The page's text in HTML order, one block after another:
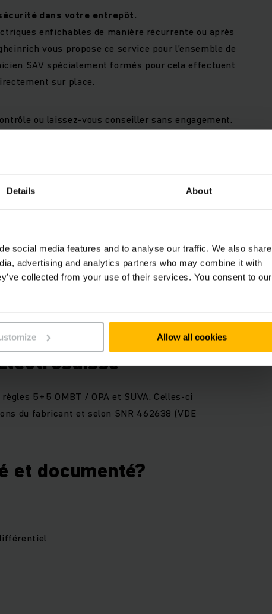
Details About
social media features and to analyse our traffic. We also share
advertising and analytics partners who may combine it with
collected from your use of their services. You consent to our
Allow all cookies
dans votre entrepôt.
enfichables de manière récurrente ou après
vous propose ce service pour l’ensemble de
SAV spécialement formés pour cela effectuent
sur place.
ou laissez-vous conseiller sans engagement.
+41 62 739 31 00
PRENDRE CONTACT
5+5 OMBT / OPA et SUVA. Celles-ci
du fabricant et selon SNR 462638 (VDE
et documenté?